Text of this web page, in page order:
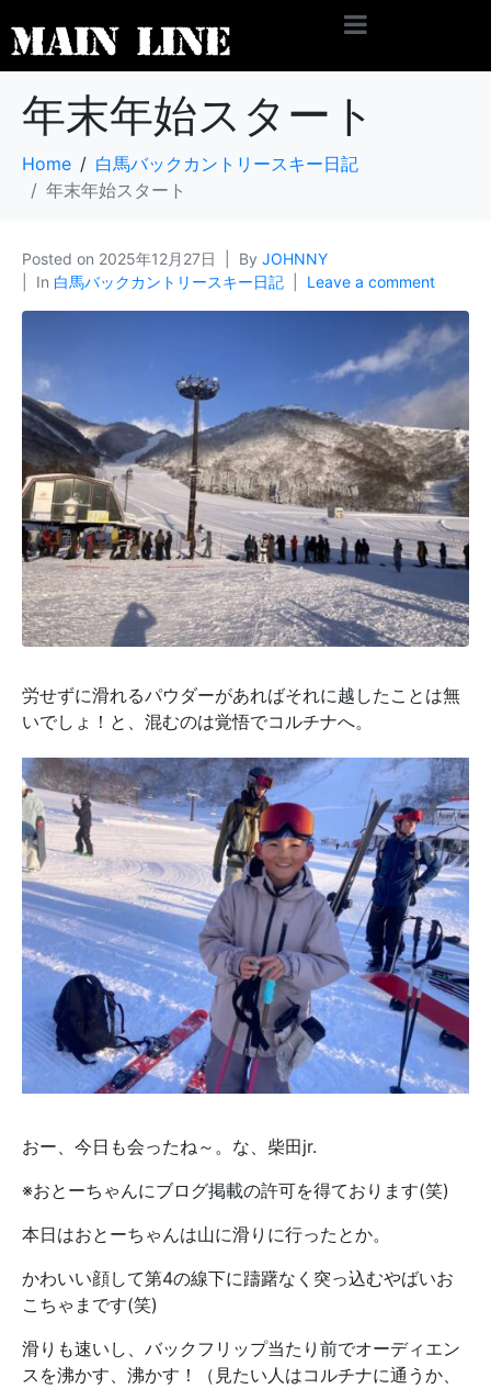
年末年始スタート
Home
白馬バックカントリースキー日記
年末年始スタート
Posted on 2025年12月27日 By JOHNNY
In 白馬バックカントリースキー日記 Leave a comment
労せずに滑れるパウダーがあればそれに越したことは無
いでしょ！と、混むのは覚悟でコルチナへ。
おー、今日も会ったね～。な、柴田jr.
※おとーちゃんにブログ掲載の許可を得ております(笑)
本日はおとーちゃんは山に滑りに行ったとか。
かわいい顔して第4の線下に躊躇なく突っ込むやばいお
こちゃまです(笑)
滑りも速いし、バックフリップ当たり前でオーディエン
スを沸かす、沸かす！（見たい人はコルチナに通うか、